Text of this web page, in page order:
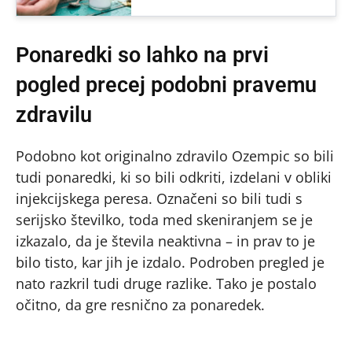
Ponaredki so lahko na prvi
pogled precej podobni pravemu
zdravilu
Podobno kot originalno zdravilo Ozempic so bili
tudi ponaredki, ki so bili odkriti, izdelani v obliki
injekcijskega peresa. Označeni so bili tudi s
serijsko številko, toda med skeniranjem se je
izkazalo, da je števila neaktivna – in prav to je
bilo tisto, kar jih je izdalo. Podroben pregled je
nato razkril tudi druge razlike. Tako je postalo
očitno, da gre resnično za ponaredek.